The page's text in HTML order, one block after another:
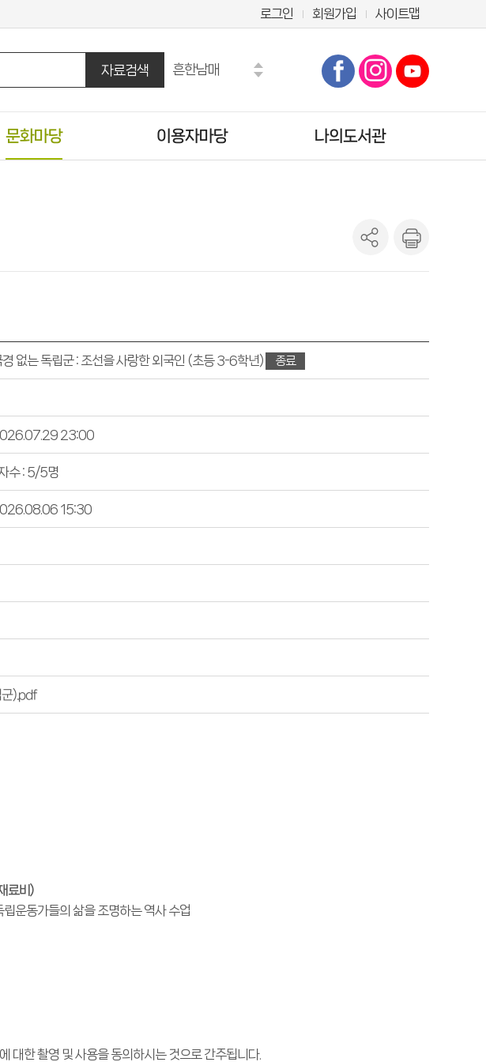
로그인 회원가입 사이트맵
자료검색
흔한남매
수학도둑
히가시노 게이고
마법천자문
문화마당
학신청
이용자마당
양주시 시험·채용정보
나의도서관
희망도서신청조회
나의신청정보
책이음회원전환
없는 독립군 : 조선을 사랑한 외국인 (초등 3-6학년) 종료
23:00
수 : 5/5명
15:30
군).pdf
료비)
운동가들의 삶을 조명하는 역사 수업
대한 촬영 및 사용을 동의하시는 것으로 간주됩니다.